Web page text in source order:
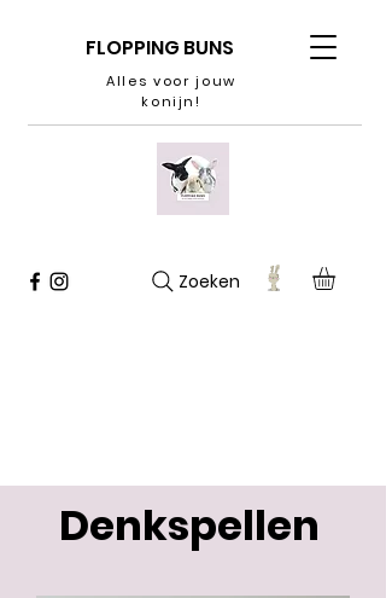
FLOPPING BUNS
Alles voor jouw
konijn!
Zoeken
Denkspellen